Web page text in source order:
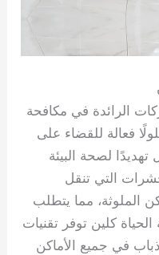
الرائدة في مكافحة
فعالة للقضاء على
لصحة البيئة
التي تنقل
الملوثة، مما يتطلب
كلين توفر تقنيات
في جميع الأماكن